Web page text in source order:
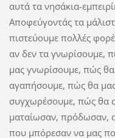
αυτά τα νησάκια-
Αποφεύγοντάς τα
πιστεύουμε πολλές
αν δεν τα γνωρίσουμε,
μας γνωρίσουμε, πώς
αγαπήσουμε, πώς θα
συγχωρέσουμε, πώς θα
ματαίωσαν, πρόδωσαν,
που μπόρεσαν να μας